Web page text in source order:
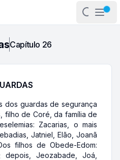
Abrir
Capítulo 26
dos guardas de segurança
filho de Coré, da família de
Zacarias, o mais
Jatniel, Elão, Joanã
filhos de Obede-Edom:
depois, Jeozabade, Joá,